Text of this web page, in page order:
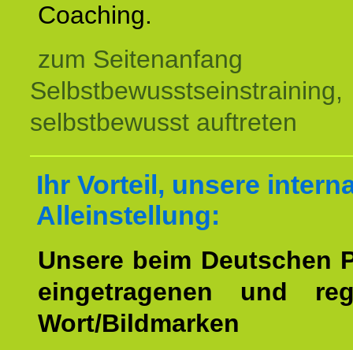
Coaching.
zum Seitenanfang
Selbstbewusstseinstraining,
selbstbewusst auftreten
Ihr Vorteil, unsere
Alleinstellung:
Unsere beim Deutschen
eingetragenen und
Wort/Bildmarken